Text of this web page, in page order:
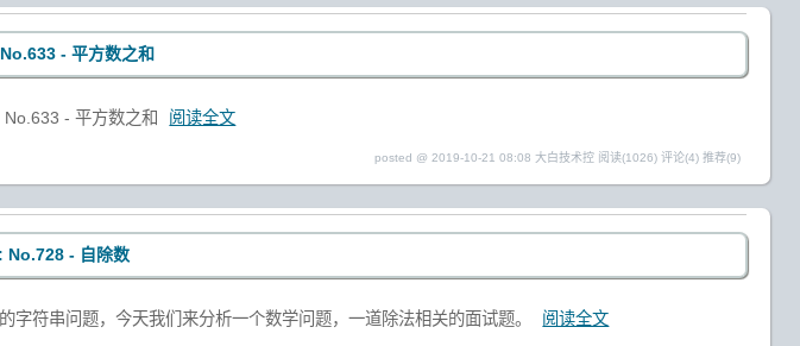
- 平方数之和
- 平方数之和 阅读全文
posted @ 2019-10-21 08:08 大白技术控 阅读(1026) 评论(4) 推荐(9)
No.728 - 自除数
符串问题，今天我们来分析一个数学问题，一道除法相关的面试题。 阅读全文